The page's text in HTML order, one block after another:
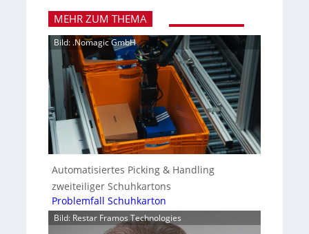
MEHR ZUM THEMA
Bild: .Nomagic GmbH
Automatisiertes Picking & Handling
zweiteiliger Schuhkartons
Problemfall Schuhkarton
Bild: Restar Framos Technologies